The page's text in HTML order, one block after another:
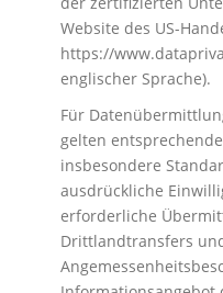
Website des US-
https://
englischer Sprache).
Für
gelten
insbesondere
ausdrückliche
erforderliche
Drittlandtransfers